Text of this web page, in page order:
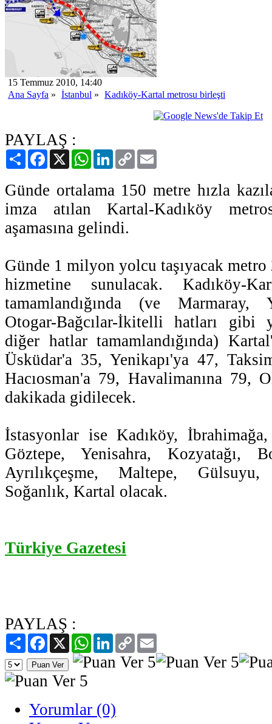
15 Temmuz 2010, 14:40
Ana Sayfa » İstanbul » Kadıköy-Kartal metrosu birleşti
PAYLAŞ :
PaylaşFacebook
X WhatsAppLinkedIn
Copy
Link
Günde ortalama 150 metre hızla
imza atılan Kartal-Kadıköy
aşamasına gelindi.
Günde 1 milyon yolcu taşıyacak metro
hizmetine sunulacak. Kadıköy-
tamamlandığında (ve Marmaray,
Otogar-Bağcılar-İkitelli hatları gibi
diğer hatlar tamamlandığında)
Üsküdar'a 35, Yenikapı'ya 47,
Hacıosman'a 79, Havalimanına 79,
dakikada gidilecek.
İstasyonlar ise Kadıköy,
Göztepe, Yenisahra, Kozyatağı,
Ayrılıkçeşme, Maltepe,
Soğanlık, Kartal olacak.
Türkiye Gazetesi
PAYLAŞ :
PaylaşFacebook
X WhatsAppLinkedIn
Copy
Link
Yorumlar (0)